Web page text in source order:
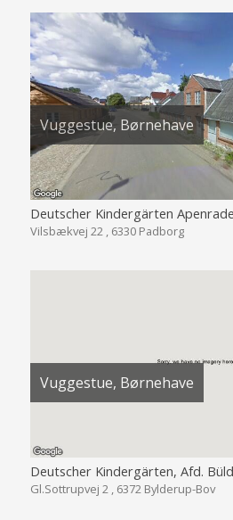
Vuggestue, Børnehave
Vilsbækvej 22 , 6330 Padborg
Vuggestue, Børnehave
Deutscher Kindergärten, Afd.
Gl.Sottrupvej 2 , 6372 Bylderup-Bov